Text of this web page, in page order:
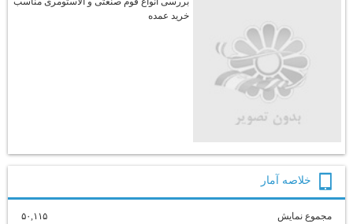
خرید عمده
خلاصه آمار
مجموع نمایش‌ ۵۰,۱۱۵